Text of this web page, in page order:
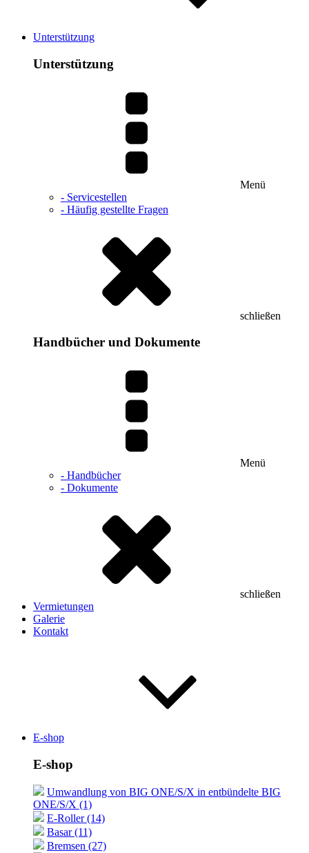
Unterstützung
Unterstützung
Menü
- Servicestellen
- Häufig gestellte Fragen
schließen
Handbücher und Dokumente
Menü
- Handbücher
- Dokumente
schließen
Vermietungen
Galerie
Kontakt
E-shop
E-shop
Umwandlung von BIG ONE/S/X in entbündelte BIG
ONE/S/X (1)
E-Roller (14)
Basar (11)
Bremsen (27)